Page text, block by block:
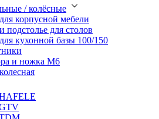
/ колёсные
корпусной мебели
подстолье для столов
кухонной базы 100/150
и ножка М6